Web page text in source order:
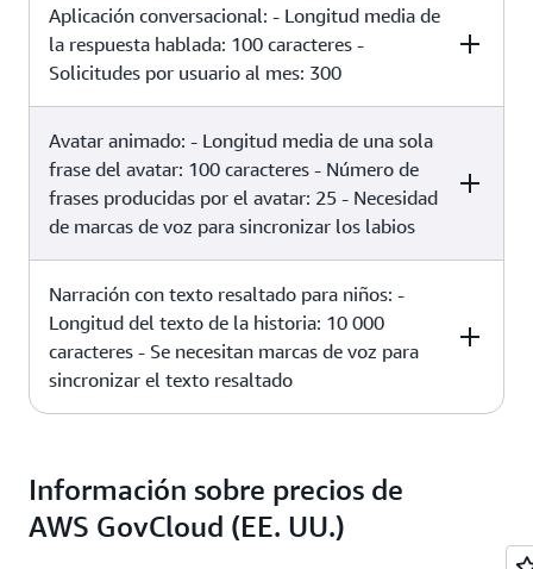
páginas
minutos
Text Length Speech Duration Standard TTS
2.5 000 caracteres
por animación
~3,5 minutos 0,01 USD
Aplicación conversacional: - Longitud media de
la respuesta hablada: 100 caracteres -
Solicitudes por usuario al mes: 300
Text Length Speech Duration Standard TTS
30 000 caracteres
~42 minutos 0,12 USD
Avatar animado: - Longitud media de una sola
frase del avatar: 100 caracteres - Número de
frases producidas por el avatar: 25 - Necesidad
de marcas de voz para sincronizar los labios
Text Length Speech Duration
habla sintetizada
datos de
discurso
Narración con texto resaltado para niños: -
Longitud del texto de la historia: 10 000
caracteres - Se necesitan marcas de voz para
sincronizar el texto resaltado
Información sobre precios de
AWS GovCloud (EE. UU.)